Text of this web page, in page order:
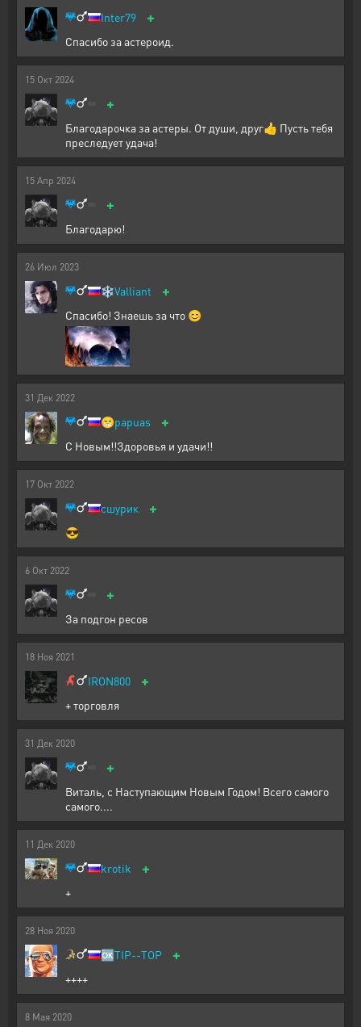
Inter79 +
Спасибо за астероид.
15 Окт 2024
+
Благодарочка за астеры. От души, друг👍 Пусть тебя
преследует удача!
15 Апр 2024
+
Благодарю!
26 Июл 2023
❄️Valliant +
Спасибо! Знаешь за что 😊
31 Дек 2022
😁papuas +
С Новым!!Здоровья и удачи!!
17 Окт 2022
сшурик +
😎
6 Окт 2022
+
За подгон ресов
18 Ноя 2021
IRON800 +
+ торговля
31 Дек 2020
+
Виталь, с Наступающим Новым Годом! Всего самого
самого....
11 Дек 2020
krotik +
+
28 Ноя 2020
🆗TIP--TOP +
++++
8 Мая 2020